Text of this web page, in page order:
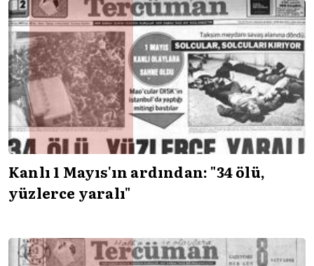
Kanlı 1 Mayıs'ın ardından: "34 ölü,
yüzlerce yaralı"